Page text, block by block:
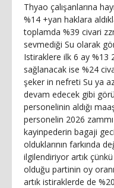
Thyao çalışanlarına
%14 +yan haklara
toplamda %39 civari
sevmediği Su olarak
Istiraklere ilk 6 ay %13
sağlanacak ise %24
şeker in nefreti Su ya
devam edecek gibi
personelinin aldığı
personelin 2026
kayinpederin bagaji
olduklarının farkında
ilgilendiriyor artık
olduğu partinin oy
artık istiraklerde de